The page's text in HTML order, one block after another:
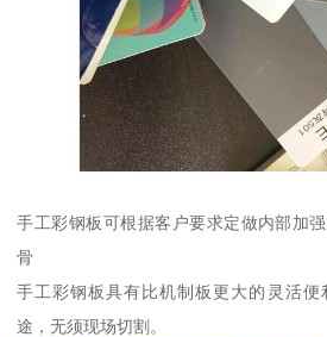
手工彩钢板可根据客户要求定做内部加
骨
手工彩钢板具有比机制板更大的灵活便
途，无须现场切割。